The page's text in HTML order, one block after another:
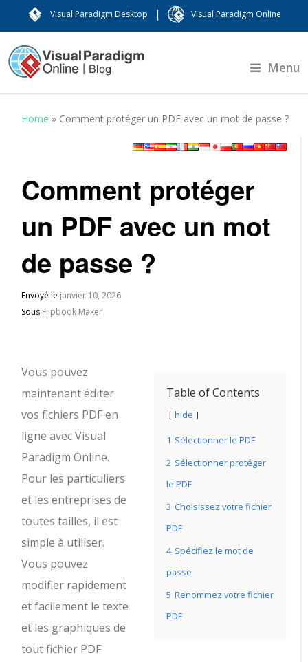
Visual Paradigm Desktop | Visual Paradigm Online
Menu
Home » Comment protéger un PDF avec un mot de passe ?
Comment protéger
un PDF avec un mot
de passe ?
Envoyé le janvier 10, 2026
Sous Flipbook Maker
Table of Contents
hide
1 Sélectionner le PDF
2 Sélectionner protéger
le PDF
3 Choisissez votre fichier
PDF
4 Spécifiez le mot de
passe
5 Renommez votre fichier
PDF
Vous pouvez
maintenant éditer
vos fichiers PDF en
ligne avec Visual
Paradigm Online.
Pour les particuliers
et les entreprises de
toutes tailles, il est
simple à utiliser.
Vous pouvez
modifier rapidement
et facilement le texte
et les graphiques de
tout fichier PDF